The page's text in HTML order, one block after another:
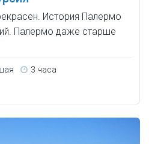
История Палермо
Палермо даже старше
3 часа